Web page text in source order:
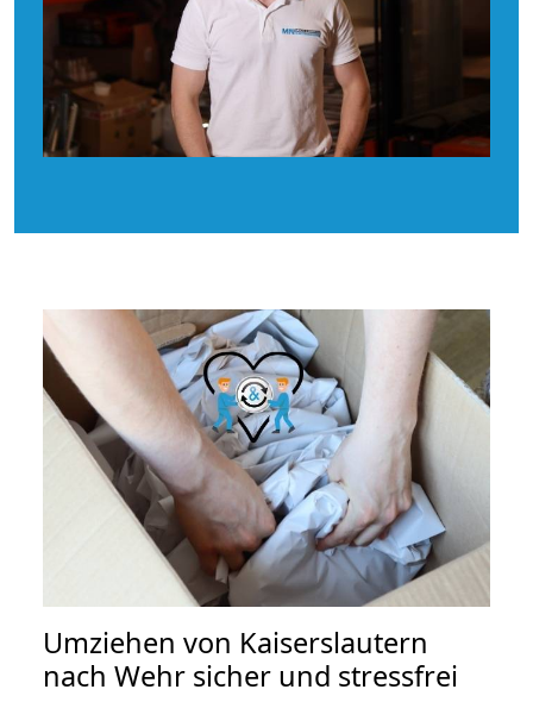
Umziehen von Kaiserslautern
nach Wehr sicher und stressfrei